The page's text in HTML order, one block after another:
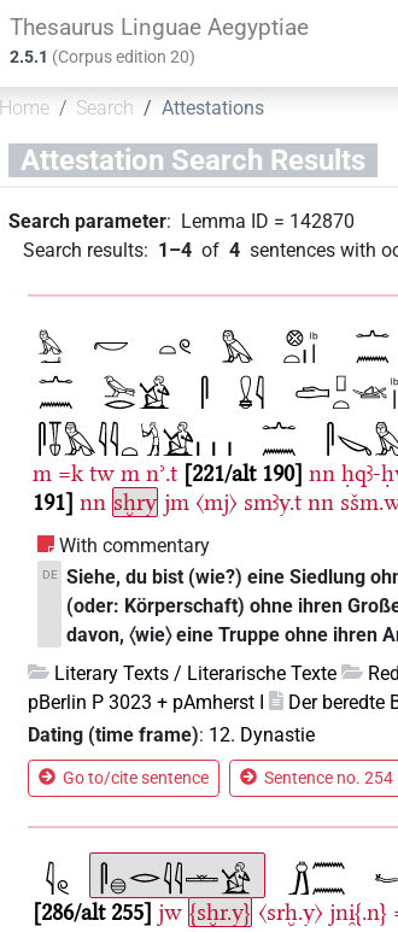
Thesaurus Linguae Aegyptiae
2.5.1 (Corpus edition20)
Home Search Attestations
Attestation Search Results
Search parameter: Lemma ID = 142870
Search results: 1–4 of 4 sentences with
m =k tw m nʾ.t 221/alt 190 nn ḥqꜣ-
191 nn sḫry jm 〈mj〉 smꜣy.t nn
With commentary
DE Siehe, du bist (wie?) eine Siedlung
(oder: Körperschaft) ohne ihren
davon, 〈wie〉 eine Truppe ohne ihren
Literary Texts / Literarische Texte
pBerlin P 3023 + pAmherst I
Der beredte
Dating (time frame): 12. Dynastie
Go to/cite sentence Sentence no.
286/alt 255 jw {sḫr.y} 〈srḫ.y〉 jni̯{.n}